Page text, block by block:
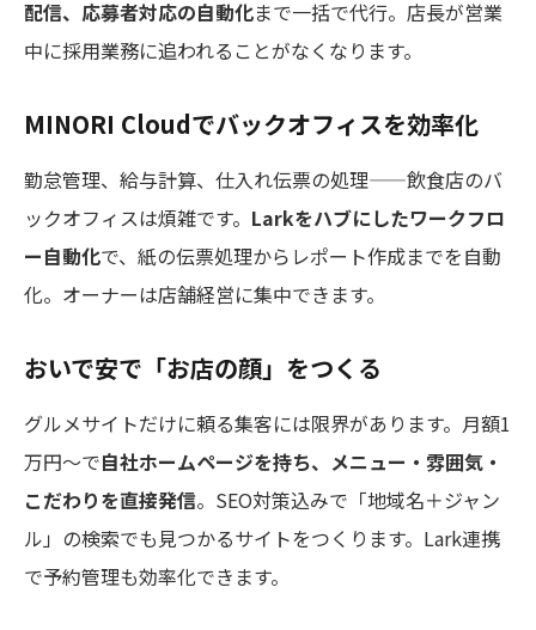
配信、応募者対応の自動化まで一括で代行。店長が営業
中に採用業務に追われることがなくなります。
MINORI Cloudでバックオフィスを効率化
勤怠管理、給与計算、仕入れ伝票の処理——飲食店のバ
ックオフィスは煩雑です。 Larkをハブにしたワークフロ
ー自動化で、紙の伝票処理からレポート作成までを自動
化。オーナーは店舗経営に集中できます。
おいで安で「お店の顔」をつくる
グルメサイトだけに頼る集客には限界があります。月額1
万円〜で自社ホームページを持ち、メニュー・雰囲気・
こだわりを直接発信。SEO対策込みで「地域名＋ジャン
ル」の検索でも見つかるサイトをつくります。Lark連携
で予約管理も効率化できます。